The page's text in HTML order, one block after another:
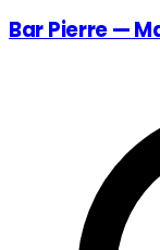
Bar Pierre —